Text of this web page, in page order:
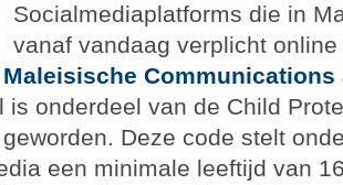
Socialmediaplatforms die in
vanaf vandaag verplicht
Maleisische
is onderdeel van de Child
Deze code stelt
een minimale leeftijd van